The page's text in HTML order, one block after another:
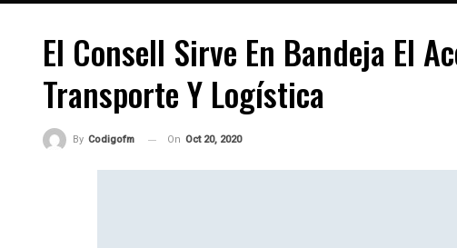
El Consell Sirve En Bandeja El
Transporte Y Logística
By Codigofm On Oct 20, 2020